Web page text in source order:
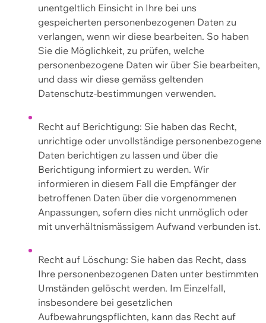
unentgeltlich Einsicht in Ihre bei uns
gespeicherten personenbezogenen Daten zu
verlangen, wenn wir diese bearbeiten. So haben
Sie die Möglichkeit, zu prüfen, welche
personenbezogene Daten wir über Sie bearbeiten,
und dass wir diese gemäss geltenden
Datenschutz-bestimmungen verwenden.
Recht auf Berichtigung: Sie haben das Recht,
unrichtige oder unvollständige personenbezogene
Daten berichtigen zu lassen und über die
Berichtigung informiert zu werden. Wir
informieren in diesem Fall die Empfänger der
betroffenen Daten über die vorgenommenen
Anpassungen, sofern dies nicht unmöglich oder
mit unverhältnismässigem Aufwand verbunden ist.
Recht auf Löschung: Sie haben das Recht, dass
Ihre personenbezogenen Daten unter bestimmten
Umständen gelöscht werden. Im Einzelfall,
insbesondere bei gesetzlichen
Aufbewahrungspflichten, kann das Recht auf